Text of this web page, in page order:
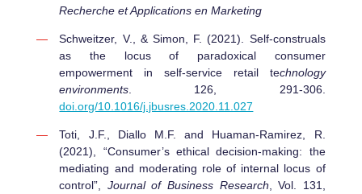
Recherche et Applications en Marketing
Schweitzer, V., & Simon, F. (2021). Self-construals
as the locus of paradoxical consumer
empowerment in self-service retail technology
environments . 126, 291-306.
doi.org/10.1016/j.jbusres.2020.11.027
Toti, J.F., Diallo M.F. and Huaman-Ramirez, R.
(2021), “Consumer’s ethical decision-making: the
mediating and moderating role of internal locus of
control”, Journal of Business Research , Vol. 131,